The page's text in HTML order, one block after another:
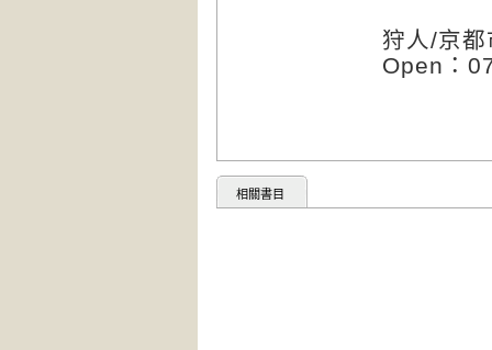
狩人/京
Open：
相關書目